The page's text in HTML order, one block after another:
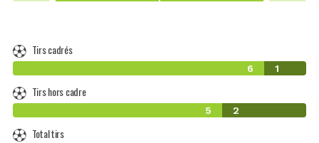
Tirs cadrés
6 1
Tirs hors cadre
5 2
Total tirs